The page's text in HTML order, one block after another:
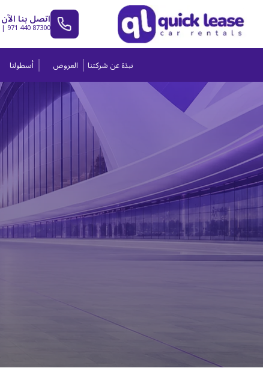
اتصل بنا الآن
|971 440 87300
نبذة عن شركتنا العروض أسطولنا